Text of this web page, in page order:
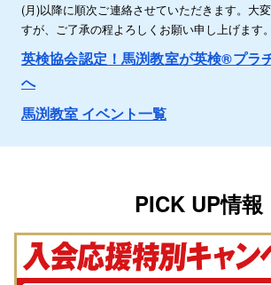
(月)以降に順次ご連絡させていただきます。大
すが、ご了承の程よろしくお願い申し上げます。
英検協会認定！馬渕教室が英検®プラ
へ
馬渕教室 イベント一覧
PICK UP情報